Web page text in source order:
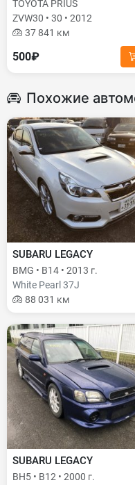
TOYOTA PRIUS
ZVW30 • 30 • 2012
37 841 км
500₽
Похожие
SUBARU LEGACY
BMG • B14 • 2013 г.
White Pearl 37J
88 031 км
SUBARU LEGACY
BH5 • B12 • 2000 г.